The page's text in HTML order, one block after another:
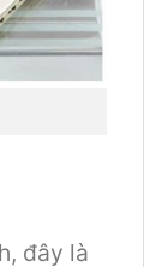
đây là